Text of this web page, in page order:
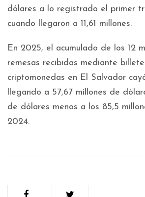
dólares a lo registrado el primer
cuando llegaron a 11,61 millones.
En 2025, el acumulado de los 12
remesas recibidas mediante
criptomonedas en El Salvador
llegando a 57,67 millones de
de dólares menos a los 85,5
2024.